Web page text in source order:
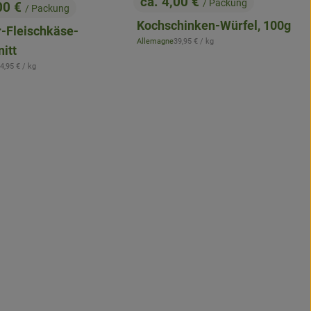
€ / Packung
Fleischkäse-
€ / kg
, Preis: / Packung
Kochschinken-Würfel, 100g
, Herkunft:
Allemagne, Referenzpreis:
39,95 € / kg